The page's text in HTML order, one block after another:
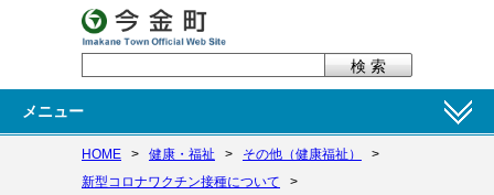
メニュー
HOME > 健康・福祉 > その他（健康福祉）
>
新型コロナワクチン接種について
>